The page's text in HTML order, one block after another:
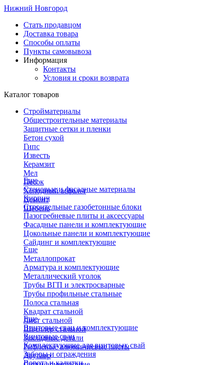
Нижний Новгород
Стать продавцом
Доставка товара
Способы оплаты
Пункты самовывоза
Информация
Контакты
Условия и сроки возврата
Каталог товаров
Стройматериалы
Общестроительные материалы
Защитные сетки и пленки
Бетон сухой
Гипс
Известь
Керамзит
Мел
Песок
Холодный асфальт
Цемент
Щебень
Еще
Стеновые и фасадные материалы
Кирпич
Строительные газобетонные блоки
Пазогребневые плиты и аксессуары
Фасадные панели и комплектующие
Цокольные панели и комплектующие
Сайдинг и комплектующие
Еще
Металлопрокат
Арматура и комплектующие
Металлический уголок
Трубы ВГП и электросварные
Трубы профильные стальные
Полоса стальная
Квадрат стальной
Лист стальной
Швеллер стальной
Закладные детали
Рифленые алюминиевые листы
Двутавр
Еще
Винтовые сваи и комплектующие
Винтовые сваи
Комплектующие для винтовых свай
Заборы и ограждения
Ворота и калитки